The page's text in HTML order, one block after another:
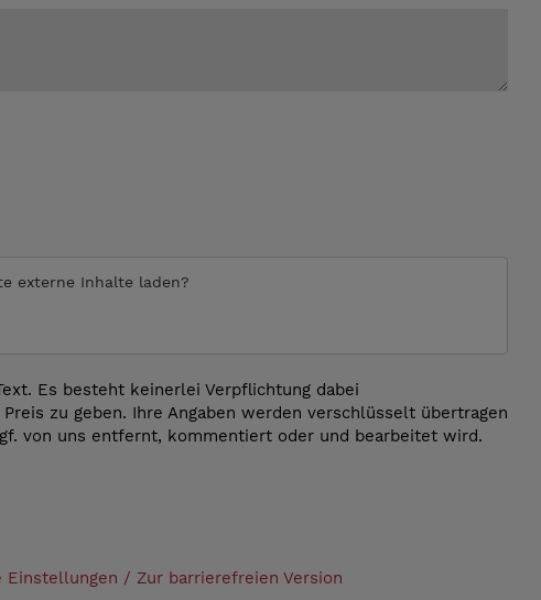
externe Inhalte laden?
Es besteht keinerlei Verpflichtung dabei
zu geben. Ihre Angaben werden verschlüsselt übertragen
von uns entfernt, kommentiert oder und bearbeitet wird.
Einstellungen / Zur barrierefreien Version